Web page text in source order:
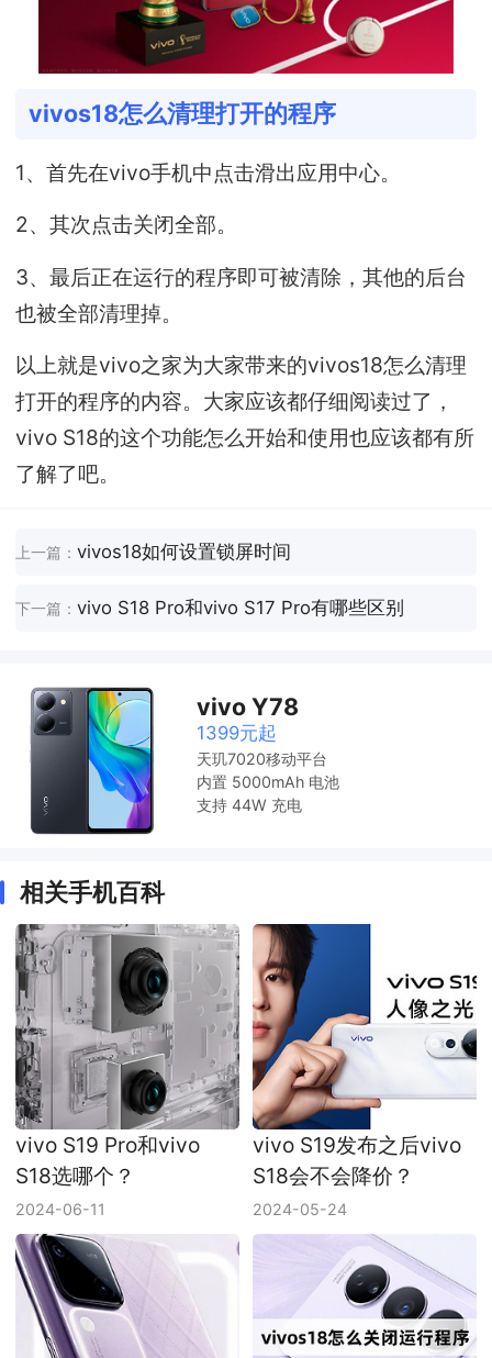
vivos18怎么清理打开的程序
1、首先在vivo手机中点击滑出应用中心。
2、其次点击关闭全部。
3、最后正在运行的程序即可被清除，其他的后台
也被全部清理掉。
以上就是vivo之家为大家带来的vivos18怎么清理
打开的程序的内容。大家应该都仔细阅读过了，
vivo S18的这个功能怎么开始和使用也应该都有所
了解了吧。
上一篇：vivos18如何设置锁屏时间
下一篇：vivo S18 Pro和vivo S17 Pro有哪些区别
vivo Y78
1399元起
天玑7020移动平台
内置 5000mAh 电池
支持 44W 充电
相关手机百科
vivo S19 Pro和vivo
S18选哪个？
2024-06-11
vivo S19发布之后vivo
S18会不会降价？
2024-05-24